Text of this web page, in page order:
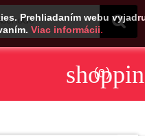
Prehliadaním webu
Viac informácii.
(0)